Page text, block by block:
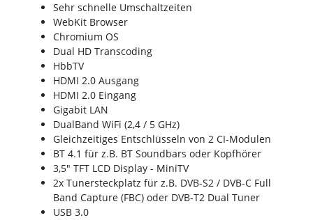
Sehr schnelle Umschaltzeiten
WebKit Browser
Chromium OS
Dual HD Transcoding
HbbTV
HDMI 2.0 Ausgang
HDMI 2.0 Eingang
Gigabit LAN
DualBand WiFi (2,4 / 5 GHz)
Gleichzeitiges Entschlüsseln von 2 CI-Modulen
BT 4.1 für z.B. BT Soundbars oder Kopfhörer
3,5" TFT LCD Display - MiniTV
2x Tunersteckplatz für z.B. DVB-S2 / DVB-C Full
Band Capture (FBC) oder DVB-T2 Dual Tuner
USB 3.0